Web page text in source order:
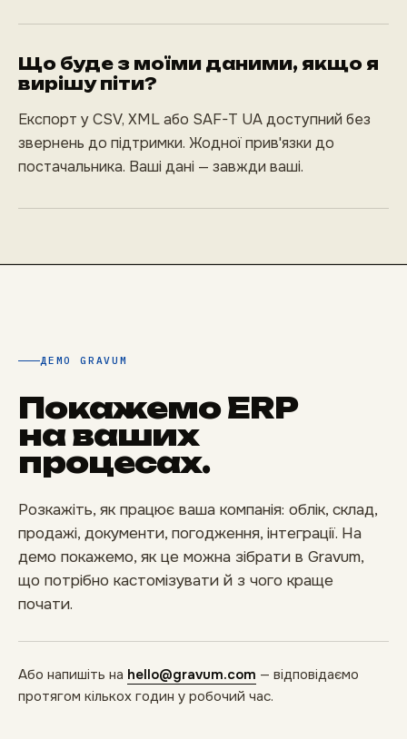
Що буде з моїми даними, якщо я
вирішу піти?
Експорт у CSV, XML або SAF-T UA доступний без
звернень до підтримки. Жодної прив'язки до
постачальника. Ваші дані — завжди ваші.
ДЕМО GRAVUM
Покажемо ERP
на ваших
процесах.
Розкажіть, як працює ваша компанія: облік, склад,
продажі, документи, погодження, інтеграції. На
демо покажемо, як це можна зібрати в Gravum,
що потрібно кастомізувати й з чого краще
почати.
Або напишіть на hello@gravum.com — відповідаємо
протягом кількох годин у робочий час.